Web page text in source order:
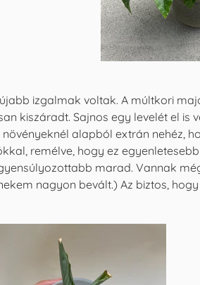
izgalmak voltak. A múltkori
kiszáradt. Sajnos egy levelét el
növényeknél alapból extrán nehéz,
remélve, hogy ez
marad. Vannak
nagyon bevált.) Az biztos,